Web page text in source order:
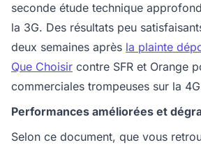
seconde étude technique
la 3G. Des résultats peu
deux semaines après la plainte
Que Choisir contre SFR et Orange
commerciales trompeuses sur la
Performances améliorées et
Selon ce document, que vous